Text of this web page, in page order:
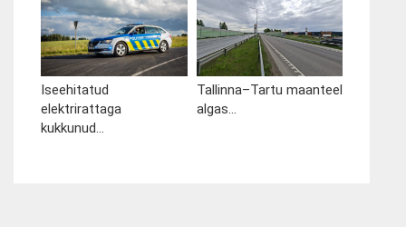
Iseehitatud
elektrirattaga
kukkunud...
Tallinna–Tartu maanteel
algas...